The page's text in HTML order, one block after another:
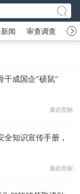
闻 审查调查 廉
干成国企"硕鼠"
廉政图解
全知识宣传手册，
廉政图解